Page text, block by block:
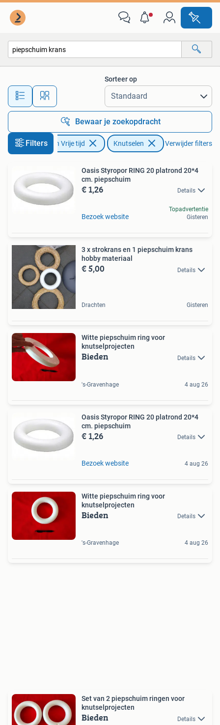
Alle afstanden…
Sorteer op
Bewaar je zoekopdracht
Filters
Hobby en Vrije tijd Knutselen Verwijder filters
Oasis Styropor RING 20 platrond 20*4
cm. piepschuim
€ 1,26 Details
Bezoek website
Topadvertentie
Gisteren
3 x strokrans en 1 piepschuim krans
hobby materiaal
€ 5,00 Details
Drachten Gisteren
Witte piepschuim ring voor
knutselprojecten
Bieden Details
's-Gravenhage 4 aug 26
Oasis Styropor RING 20 platrond 20*4
cm. piepschuim
€ 1,26 Details
Bezoek website 4 aug 26
Witte piepschuim ring voor
knutselprojecten
Bieden Details
's-Gravenhage 4 aug 26
Set van 2 piepschuim ringen voor
knutselprojecten
Bieden Details